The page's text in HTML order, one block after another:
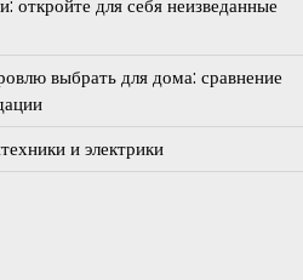
выбрать для дома: сравнение
и электрики